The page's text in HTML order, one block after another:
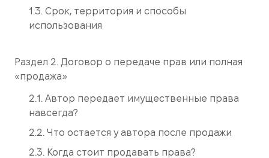
1.3. Срок, территория и способы
использования
Раздел 2. Договор о передаче прав или полная
«продажа»
2.1. Автор передает имущественные права
навсегда?
2.2. Что остается у автора после продажи
2.3. Когда стоит продавать права?